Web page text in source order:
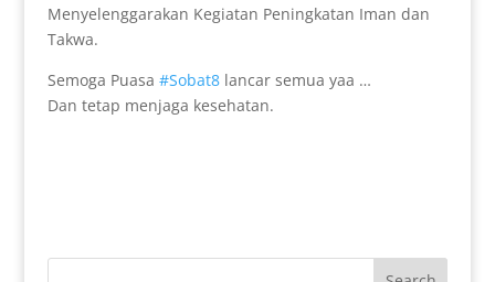
Menyelenggarakan Kegiatan Peningkatan Iman dan
Takwa.
Semoga Puasa #Sobat8lancar semua yaa …
Dan tetap menjaga kesehatan.